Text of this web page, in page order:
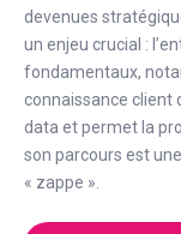
devenues
un enjeu crucial :
fondamentaux,
connaissance client
data et permet la
son parcours est
« zappe ».